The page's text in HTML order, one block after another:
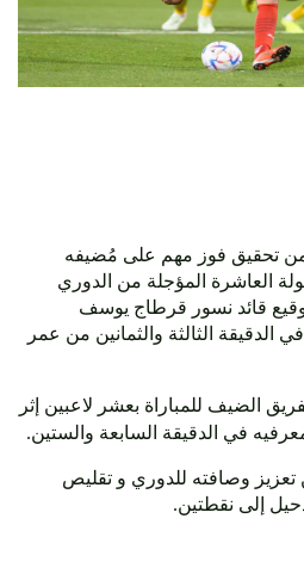
تحقيق فوز مهم على مُضيفه
العاشرة المؤجلة من الدوري
قائد نسور قرطاج يوسف
الدقيقة الثالثة والثمانين من عمر
الضيف للمباراة بعشر لاعبين إثر
في الدقيقة السابعة والستين.
وصافته للدوري و تقليص
إلى نقطتين.